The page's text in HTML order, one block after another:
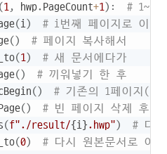
1, hwp. PageCount+1) :
#
(i)
# i번째 페이지로 이동
()
# 페이지 복사해서
(1)
# 새 문서에다가
()
# 끼워넣기 한 후
()
# 기존의 1페이지(빈
()
# 빈 페이지 삭제 후
(f"./result/{i}.hwp")
# 다
(0) # 다시 원본문서로 이동